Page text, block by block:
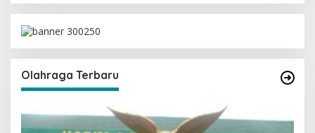
Olahraga Terbaru